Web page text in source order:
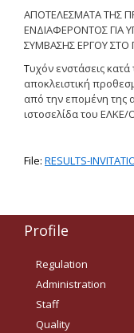
Logos - Funding
Frameworks
Δημοσιότητα
Ε.Σ.Π.Α. (2007-
Καινοτομία
ΕΡΓΑ ΕΣΠΑ
Δημοσιότητα
ΑΠΟΤΕΛΕΣΜΑΤΑ ΤΗΣ
ΕΝΔΙΑΦΕΡΟΝΤΟΣ ΓΙΑ
ΣΥΜΒΑΣΗΣ ΕΡΓΟΥΣΤΟ
Τυχόν ενστάσεις
αποκλειστική
από την επομένη της
ιστοσελίδα του ΕΛΚΕ/
File: RESULTS-
Profile
Regulation
Administration
Staff
Quality